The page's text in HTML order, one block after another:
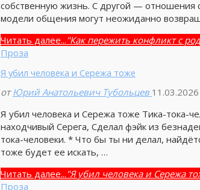
собственную жизнь. С другой — отношения
модели общения могут неожиданно
Читать далее... "Как пережить конфликт с
Проза
Я убил человека и Сережа тоже
от Юрий Анатольевич Тубольцев 11.03.2026
Я убил человека и Сережа тоже Тика-тока-
находчивый Серега, Сделал фэйк из
тока-человеки. * Что бы ты ни делал,
тоже будет ее искать, …
Читать далее... "Я убил человека и Сережа
Проза